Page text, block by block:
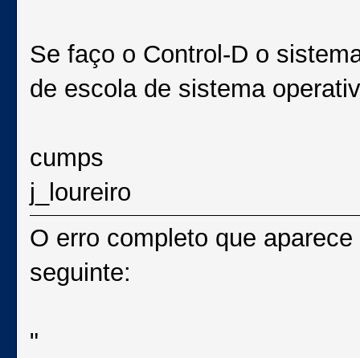
Se faço o Control-D o
de escola de sistema
cumps
j_loureiro
O erro completo que
seguinte:
"